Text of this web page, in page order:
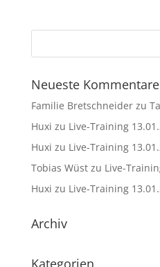
Neueste Kommentare
Familie Bretschneiderzu
Huxi zu Live-Training
Huxi zu Live-Training
Tobias Wüstzu Live-
Huxi zu Live-Training
Archiv
Kategorien